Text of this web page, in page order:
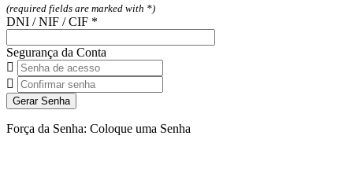
(required fields are marked with *)
DNI / NIF / CIF *
Segurança da Conta
Gerar Senha
Força da Senha: Coloque uma Senha